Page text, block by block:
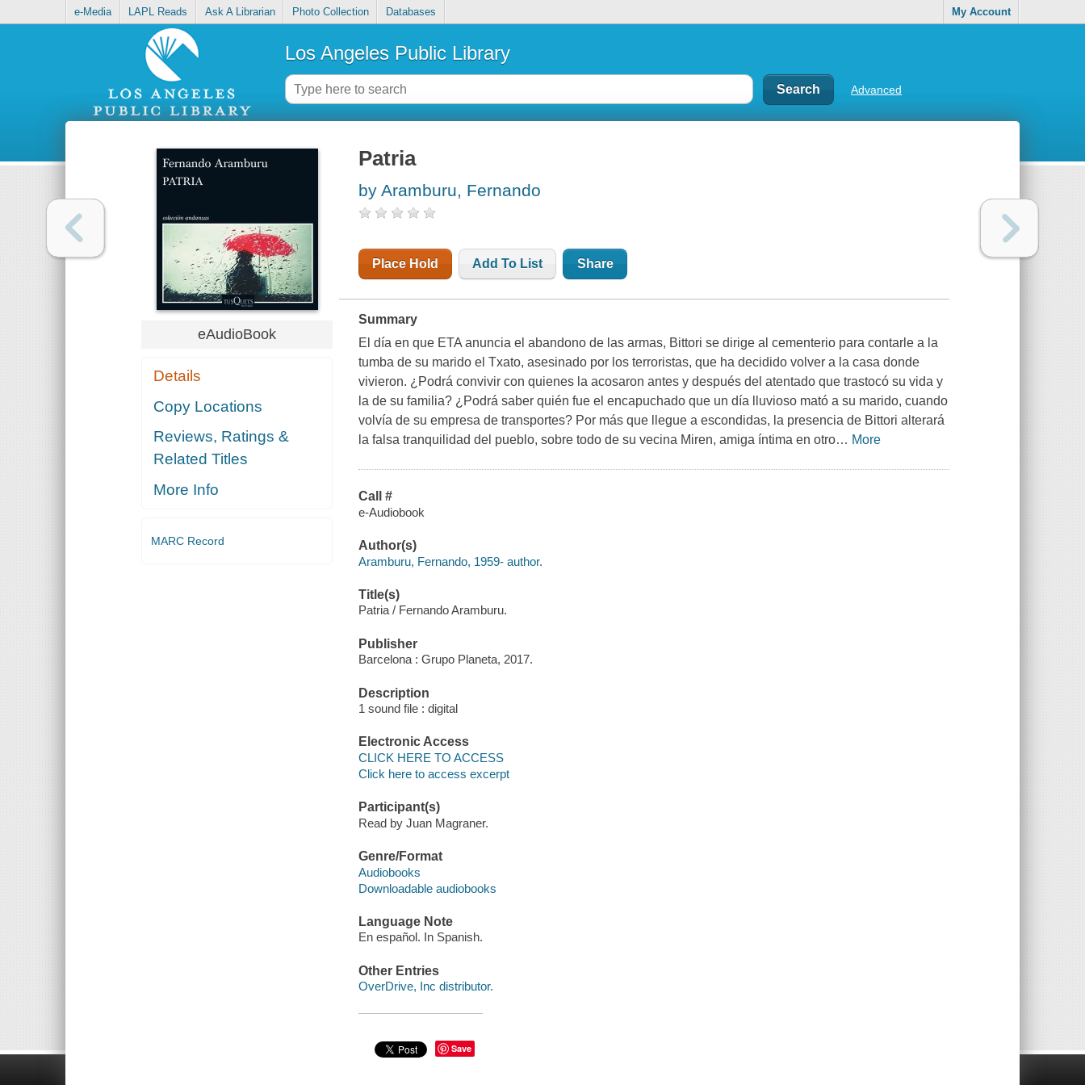
e-Media LAPL Reads Ask A Librarian Photo Collection Databases My Account
Los Angeles Public Library
Advanced
eAudioBook
Details
Copy Locations
Reviews, Ratings &
Related Titles
More Info
MARC Record
Patria
by Aramburu, Fernando
Place Hold Add To List Share
Summary
El día en que ETA anuncia el abandono de las armas, Bittori se dirige al cementerio para contarle a la
tumba de su marido el Txato, asesinado por los terroristas, que ha decidido volver a la casa donde
vivieron. ¿Podrá convivir con quienes la acosaron antes y después del atentado que trastocó su vida y
la de su familia? ¿Podrá saber quién fue el encapuchado que un día lluvioso mató a su marido, cuando
volvía de su empresa de transportes? Por más que llegue a escondidas, la presencia de Bittori alterará
la falsa tranquilidad del pueblo, sobre todo de su vecina Miren, amiga íntima en otro… More
Call #
e-Audiobook
Author(s)
Aramburu, Fernando, 1959- author.
Title(s)
Patria / Fernando Aramburu.
Publisher
Barcelona : Grupo Planeta, 2017.
Description
1 sound file : digital
Electronic Access
CLICK HERE TO ACCESS
Click here to access excerpt
Participant(s)
Read by Juan Magraner.
Genre/Format
Audiobooks
Downloadable audiobooks
Language Note
En español. In Spanish.
Other Entries
OverDrive, Inc distributor.
Save